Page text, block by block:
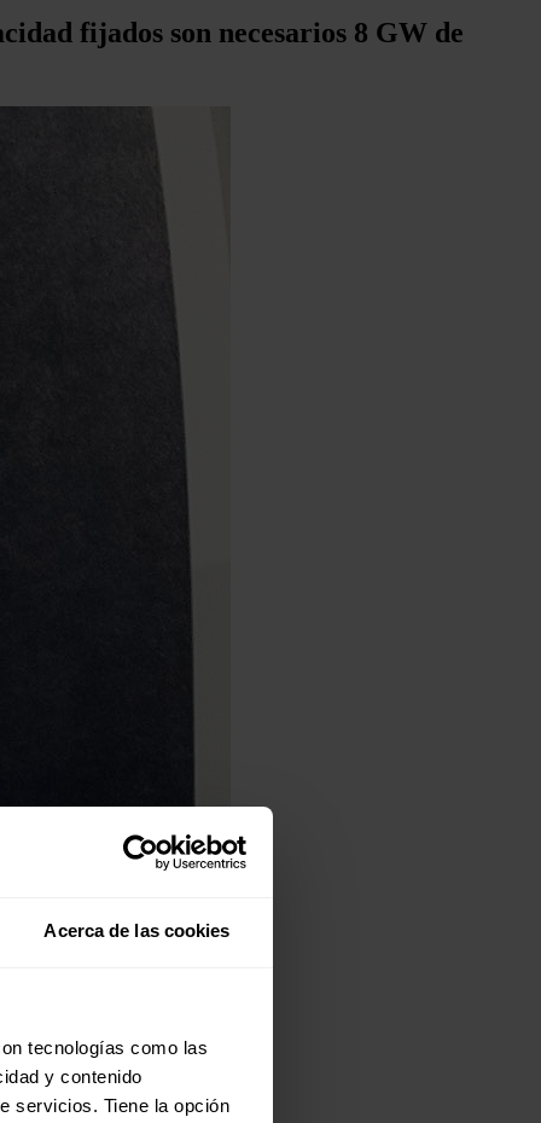
Acerca de las cookies
tecnologías como las
y contenido
servicios. Tiene la opción
fijados son necesarios 8 GW de